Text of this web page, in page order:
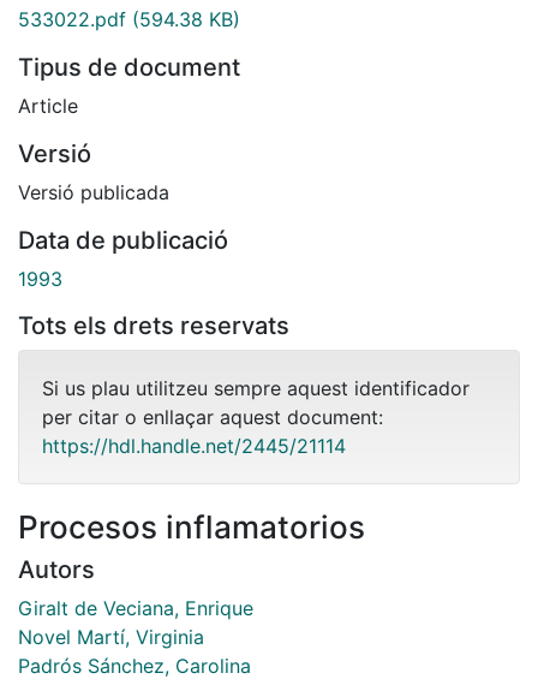
533022.pdf (594.38 KB)
Tipus de document
Article
Versió
Versió publicada
Data de publicació
1993
Tots els drets reservats
Si us plau utilitzeu sempre aquest identificador
per citar o enllaçar aquest document:
https://hdl.handle.net/2445/21114
Procesos inflamatorios
Autors
Giralt de Veciana, Enrique
Novel Martí, Virginia
Padrós Sánchez, Carolina